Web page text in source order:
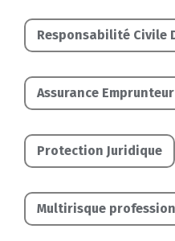
Responsabilité Civile
Assurance Emprunteur
Protection Juridique
Multirisque